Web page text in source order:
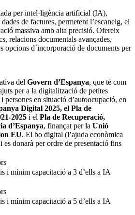
per intel·ligència artificial (IA),
de factures, permetent l’escaneig, el
massiva amb alta precisió. Ofereix
relacions documentals avançades,
opcions d´incorporació de documents per
del Govern d’Espanya, que té com
per a la digitalització de petites
persones en situació d’autoocupació, en
Digital 2025, el Pla de
2025 i el Pla de Recuperació,
d’Espanya, finançat per la Unió
EU. El bo digital (l’ajuda econòmica
donarà per ordre de presentació fins
i mínim capacitació a 3 d’ells a IA
i mínim capacitació a 5 d’ells a IA